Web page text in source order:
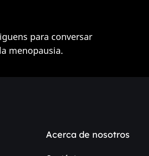
para conversar
menopausia.
Acerca de nosotros